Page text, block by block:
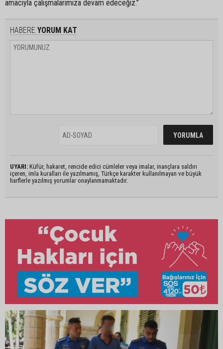
amacıyla çalışmalarımıza devam edeceğiz.”
HABERE YORUM KAT
UYARI: Küfür, hakaret, rencide edici cümleler veya imalar, inançlara saldırı
içeren, imla kuralları ile yazılmamış, Türkçe karakter kullanılmayan ve büyük
harflerle yazılmış yorumlar onaylanmamaktadır.